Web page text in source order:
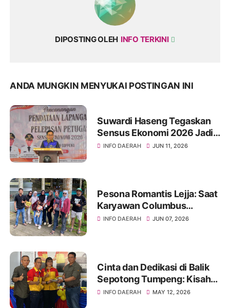
DIPOSTING OLEH INFO TERKINI
ANDA MUNGKIN MENYUKAI POSTINGAN INI
Suwardi Haseng Tegaskan
Sensus Ekonomi 2026 Jadi
Basis Pembangunan
INFO DAERAH JUN 11, 2026
Pesona Romantis Lejja: Saat
Karyawan Columbus
Soppeng Menenun
INFO DAERAH JUN 07, 2026
Cinta dan Dedikasi di Balik
Sepotong Tumpeng: Kisah
Manis Columbus Soppeng &
INFO DAERAH MAY 12, 2026